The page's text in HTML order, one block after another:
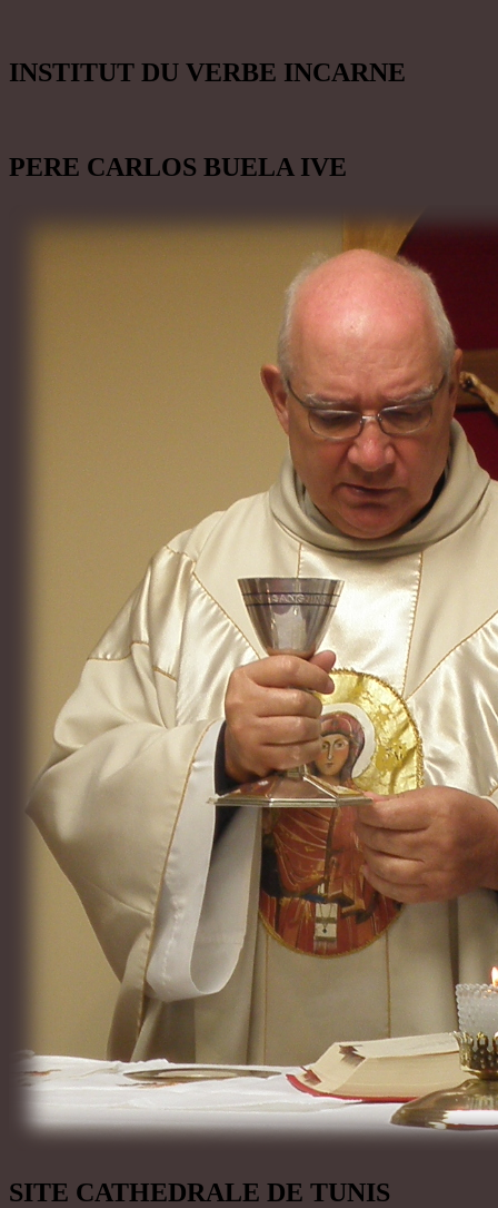
INSTITUT DU VERBE INCARNE
PERE CARLOS BUELA IVE
SITE CATHEDRALE DE TUNIS